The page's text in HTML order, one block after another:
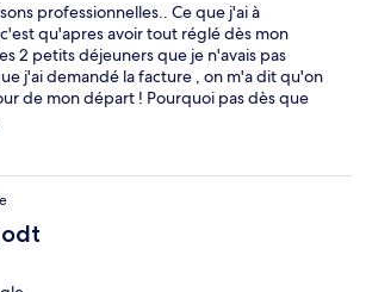
professionnelles.. Ce que j'ai à
qu'apres avoir tout réglé dès mon
2 petits déjeuners que je n'avais pas
j'ai demandé la facture , on m'a dit qu'on
de mon départ ! Pourquoi pas dès que
, le jour de mon départ , après avoir
la facture , quand je suis redescendue de
que la personne de l'hôtel revienne et je
retard à mon lieu de Formation !